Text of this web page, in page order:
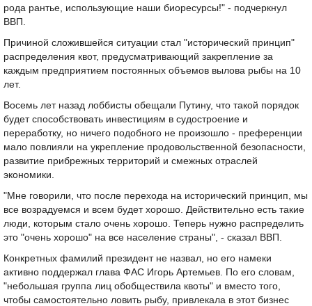
рода рантье, использующие наши биоресурсы!" - подчеркнул
ВВП.
Причиной сложившейся ситуации стал "исторический принцип"
распределения квот, предусматривающий закрепление за
каждым предприятием постоянных объемов вылова рыбы на 10
лет.
Восемь лет назад лоббисты обещали Путину, что такой порядок
будет способствовать инвестициям в судостроение и
переработку, но ничего подобного не произошло - преференции
мало повлияли на укрепление продовольственной безопасности,
развитие прибрежных территорий и смежных отраслей
экономики.
"Мне говорили, что после перехода на исторический принцип, мы
все возрадуемся и всем будет хорошо. Действительно есть такие
люди, которым стало очень хорошо. Теперь нужно распределить
это "очень хорошо" на все население страны", - сказал ВВП.
Конкретных фамилий президент не назвал, но его намеки
активно поддержал глава ФАС Игорь Артемьев. По его словам,
"небольшая группа лиц обобществила квоты" и вместо того,
чтобы самостоятельно ловить рыбу, привлекала в этот бизнес